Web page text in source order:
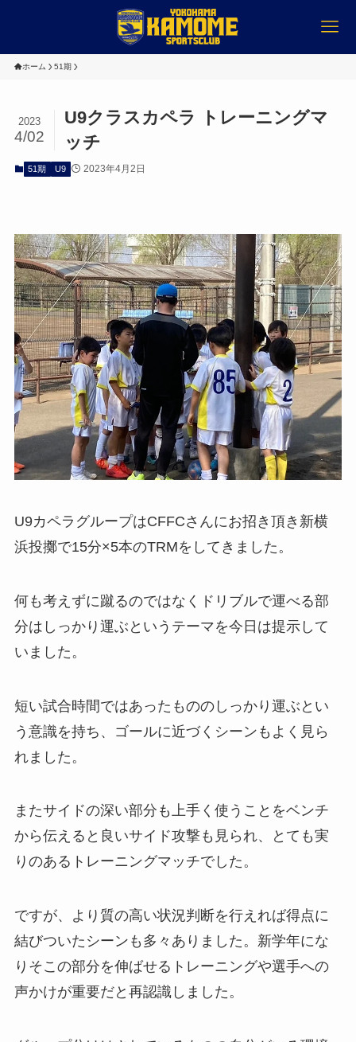
ホーム 51期
U9クラスカペラ トレーニングマ
ッチ
2023
4/02
51期 U9 2023年4月2日
U9カペラグループはCFFCさんにお招き頂き新横
浜投擲で15分×5本のTRMをしてきました。
何も考えずに蹴るのではなくドリブルで運べる部
分はしっかり運ぶというテーマを今日は提示して
いました。
短い試合時間ではあったもののしっかり運ぶとい
う意識を持ち、ゴールに近づくシーンもよく見ら
れました。
またサイドの深い部分も上手く使うことをベンチ
から伝えると良いサイド攻撃も見られ、とても実
りのあるトレーニングマッチでした。
ですが、より質の高い状況判断を行えれば得点に
結びついたシーンも多々ありました。新学年にな
りそこの部分を伸ばせるトレーニングや選手への
声かけが重要だと再認識しました。